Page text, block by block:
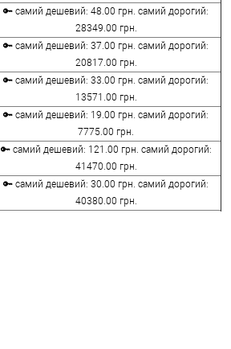
🔑 самий дешевий: 48.00 грн. самий дорогий:
28349.00 грн.
🔑 самий дешевий: 37.00 грн. самий дорогий:
20817.00 грн.
🔑 самий дешевий: 33.00 грн. самий дорогий:
13571.00 грн.
🔑 самий дешевий: 19.00 грн. самий дорогий:
7775.00 грн.
🔑 самий дешевий: 121.00 грн. самий дорогий:
41470.00 грн.
🔑 самий дешевий: 30.00 грн. самий дорогий:
40380.00 грн.